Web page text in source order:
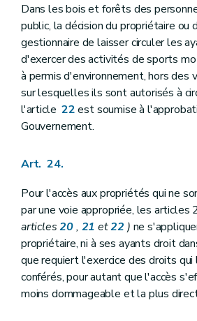
Dans les bois et forêts des
public, la décision du propriétaire ou
gestionnaire de laisser circuler les
d'exercer des activités de sports
à permis d'environnement, hors des
sur lesquelles ils sont autorisés à
l'article22est soumise à
Gouvernement.
Art. 24.
Pour l'accès aux propriétés qui ne
par une voie appropriée, les articles
articles20, 21 et22 ) ne
propriétaire, ni à ses ayants droit
que requiert l'exercice des droits
conférés, pour autant que l'accès
moins dommageable et la plus